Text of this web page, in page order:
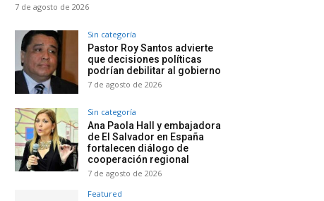
7 de agosto de 2026
Sin categoría
Pastor Roy Santos advierte
que decisiones políticas
podrían debilitar al gobierno
7 de agosto de 2026
Sin categoría
Ana Paola Hall y embajadora
de El Salvador en España
fortalecen diálogo de
cooperación regional
7 de agosto de 2026
Featured